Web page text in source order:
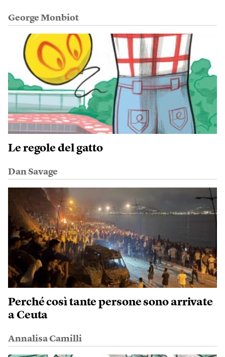
George Monbiot
Le regole del gatto
Dan Savage
Perché così tante persone sono arrivate
a Ceuta
Annalisa Camilli